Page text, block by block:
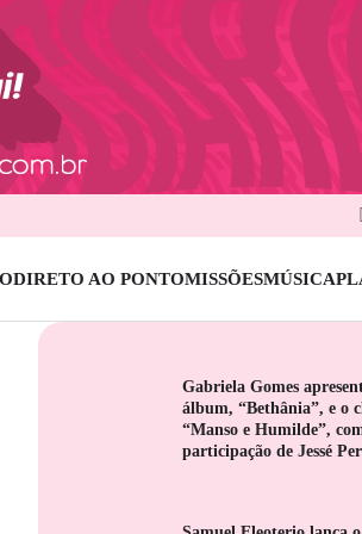
DIRETO AO PONTOMISSÕESMÚSICA
Gabriela Gomes
álbum, “Bethânia”, e o
“Manso e Humilde”,
participação de Jessé